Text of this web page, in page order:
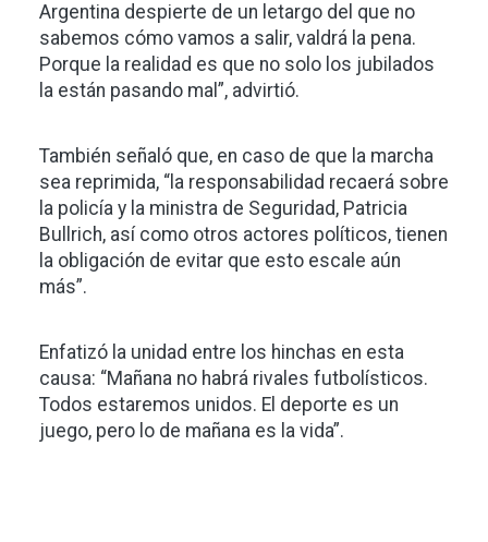
Argentina despierte de un letargo del que no
sabemos cómo vamos a salir, valdrá la pena.
Porque la realidad es que no solo los jubilados
la están pasando mal”, advirtió.
También señaló que, en caso de que la marcha
sea reprimida, “la responsabilidad recaerá sobre
la policía y la ministra de Seguridad, Patricia
Bullrich, así como otros actores políticos, tienen
la obligación de evitar que esto escale aún
más”.
Enfatizó la unidad entre los hinchas en esta
causa: “Mañana no habrá rivales futbolísticos.
Todos estaremos unidos. El deporte es un
juego, pero lo de mañana es la vida”.